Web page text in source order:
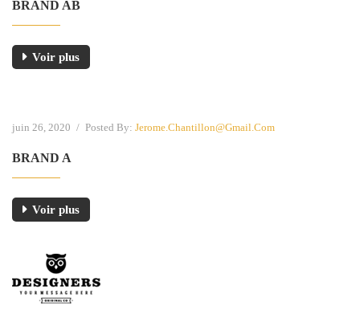
BRAND AB
Voir plus
juin 26, 2020 / Posted By: Jerome.chantillon@gmail.com
BRAND A
Voir plus